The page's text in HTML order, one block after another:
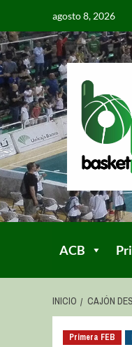
agosto 8, 2026
ACB
INICIO CAJÓN
Primera FEB